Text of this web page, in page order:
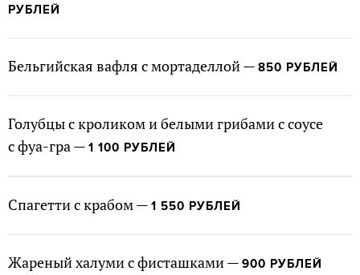
РУБЛЕЙ
Бельгийская вафля с мортаделлой — 850 РУБЛЕЙ
Голубцы с кроликом и белыми грибами с соусе
с фуа-гра — 1 100 РУБЛЕЙ
Спагетти с крабом — 1 550 РУБЛЕЙ
Жареный халуми с фисташками — 900 РУБЛЕЙ